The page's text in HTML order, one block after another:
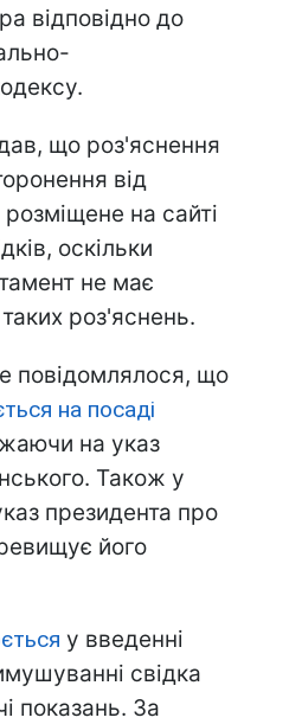
відповідно до
що роз'яснення
від
на сайті
оскільки
не має
роз'яснень.
повідомлялося, що
на посаді
на указ
Також у
президента про
його
у введенні
свідка
показань. За